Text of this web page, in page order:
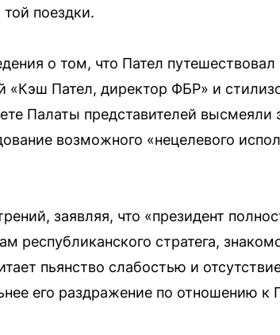
поездки.
о том, что Пател
«Кэш Пател, директор ФБР» и
Палаты представителей высмеяли
возможного «нецелевого
заявляя, что «президент
республиканского стратега,
пьянство слабостью и
его раздражение по отношению к